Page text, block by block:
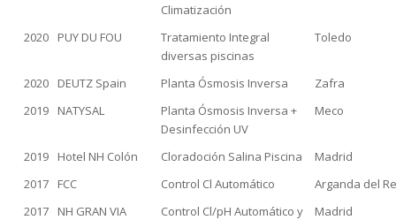
Climatización
2020 PUY DU FOU
Tratamiento Integral
diversas piscinas
Toledo
2020 DEUTZ Spain Planta Ósmosis Inversa
Zafra
2019
NATYSAL
Planta Ósmosis Inversa +
Desinfección UV
Meco
2019 Hotel NH Colón Cloradoción Salina Piscina
Madrid
2017
FCC Control Cl Automático
Arganda del
2017
NH GRAN VIA
Control Cl/pH Automático y
Madrid